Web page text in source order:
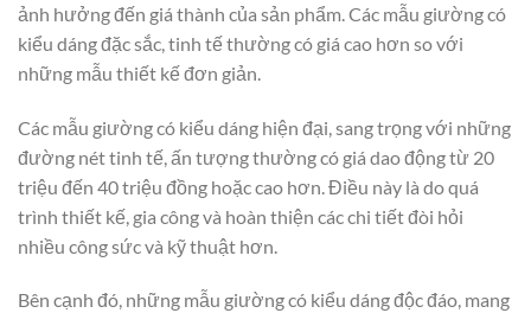
ảnh hưởng đến giá thành của sản phẩm. Các mẫu giường có
kiểu dáng đặc sắc, tinh tế thường có giá cao hơn so với
những mẫu thiết kế đơn giản.
Các mẫu giường có kiểu dáng hiện đại, sang trọng với những
đường nét tinh tế, ấn tượng thường có giá dao động từ 20
triệu đến 40 triệu đồng hoặc cao hơn. Điều này là do quá
trình thiết kế, gia công và hoàn thiện các chi tiết đòi hỏi
nhiều công sức và kỹ thuật hơn.
Bên cạnh đó, những mẫu giường có kiểu dáng độc đáo, mang